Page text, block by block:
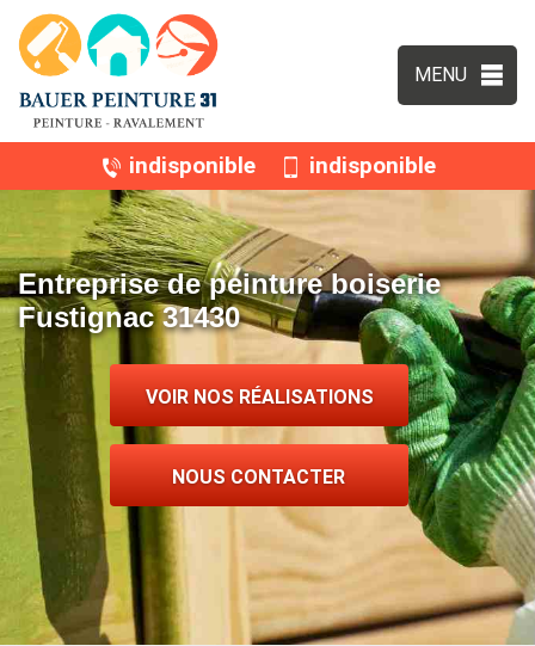
MENU
indisponible indisponible
Entreprise de peinture boiserie
Fustignac 31430
VOIR NOS RÉALISATIONS
NOUS CONTACTER